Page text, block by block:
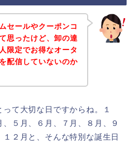
セールやクーポンコ
思ったけど、卸の達
限定でお得なオータ
配信していないのか
て大切な日ですからね。１
、５月、６月、７月、８月、９
１２月と、そんな特別な誕生日